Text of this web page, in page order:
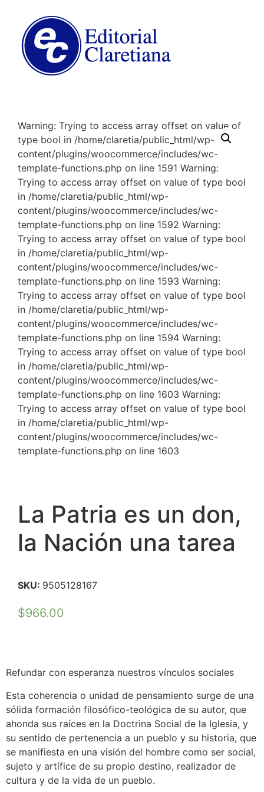
Warning: Trying to access array offset on value of
type bool in /home/claretia/public_html/wp-
content/plugins/woocommerce/includes/wc-
template-functions.php on line 1591 Warning:
Trying to access array offset on value of type bool
in /home/claretia/public_html/wp-
content/plugins/woocommerce/includes/wc-
template-functions.php on line 1592 Warning:
Trying to access array offset on value of type bool
in /home/claretia/public_html/wp-
content/plugins/woocommerce/includes/wc-
template-functions.php on line 1593 Warning:
Trying to access array offset on value of type bool
in /home/claretia/public_html/wp-
content/plugins/woocommerce/includes/wc-
template-functions.php on line 1594 Warning:
Trying to access array offset on value of type bool
in /home/claretia/public_html/wp-
content/plugins/woocommerce/includes/wc-
template-functions.php on line 1603 Warning:
Trying to access array offset on value of type bool
in /home/claretia/public_html/wp-
content/plugins/woocommerce/includes/wc-
template-functions.php on line 1603
La Patria es un don,
la Nación una tarea
SKU: 9505128167
$966.00
Refundar con esperanza nuestros vínculos sociales
Esta coherencia o unidad de pensamiento surge de una
sólida formación filosófico-teológica de su autor, que
ahonda sus raíces en la Doctrina Social de la Iglesia, y
su sentido de pertenencia a un pueblo y su historia, que
se manifiesta en una visión del hombre como ser social,
sujeto y artífice de su propio destino, realizador de
cultura y de la vida de un pueblo.